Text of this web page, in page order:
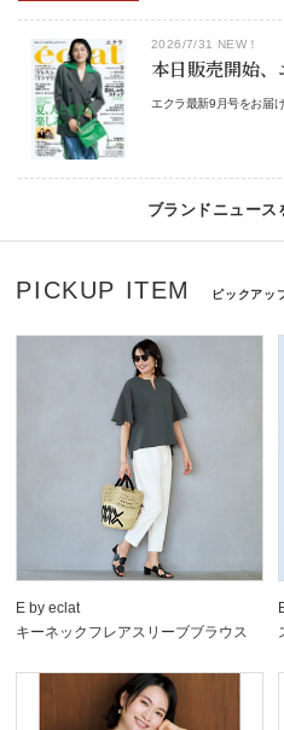
2026/7/31 NEW！
本日販売開始、
エクラ最新9月号をお届
PICKUP ITEM ピックアッ
E by eclat
キーネックフレアスリーブブラウス